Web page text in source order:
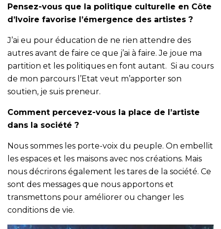
Pensez-vous que la politique culturelle en Côte
d’Ivoire favorise l’émergence des artistes ?
J’ai eu pour éducation de ne rien attendre des
autres avant de faire ce que j’ai à faire. Je joue ma
partition et les politiques en font autant. Si au cours
de mon parcours l’Etat veut m’apporter son
soutien, je suis preneur.
Comment percevez-vous la place de l’artiste
dans la société ?
Nous sommes les porte-voix du peuple. On embellit
les espaces et les maisons avec nos créations. Mais
nous décrirons également les tares de la société. Ce
sont des messages que nous apportons et
transmettons pour améliorer ou changer les
conditions de vie.